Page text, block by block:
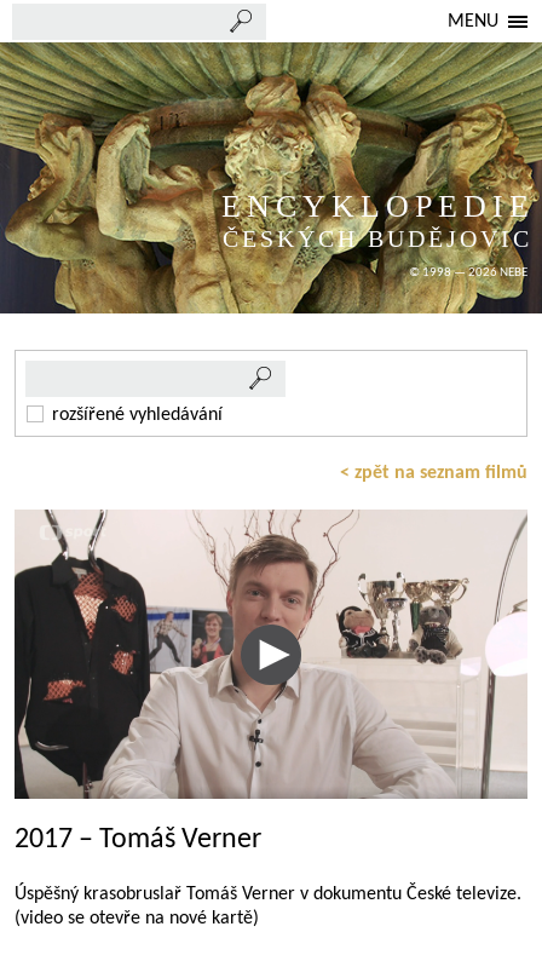
MENU
ENCYKLOPEDIE
ČESKÝCH BUDĚJOVIC
© 1998 — 2026 NEBE
rozšířené vyhledávání
< zpět na seznam filmů
2017 – Tomáš Verner
Úspěšný krasobruslař Tomáš Verner v dokumentu České televize.
(video se otevře na nové kartě)